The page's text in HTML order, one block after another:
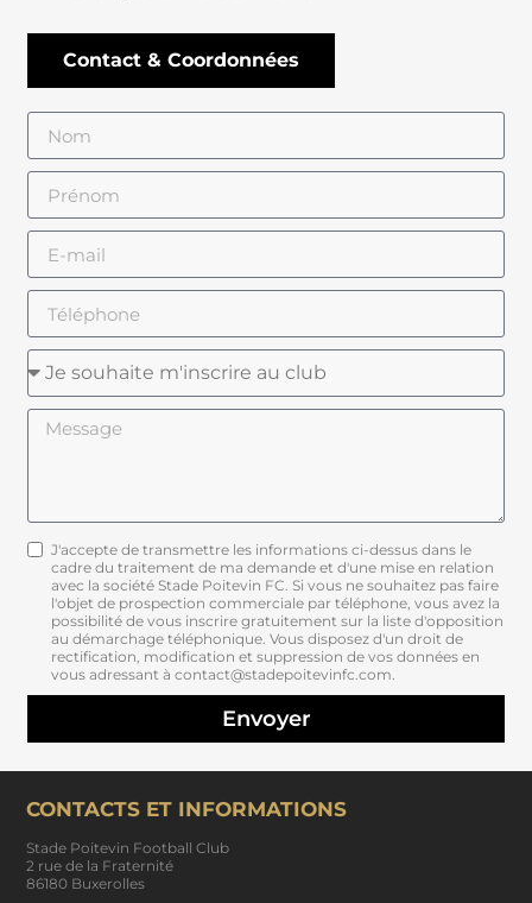
Contact & Coordonnées
J'accepte de transmettre les informations ci-dessus dans le
cadre du traitement de ma demande et d'une mise en relation
avec la société Stade Poitevin FC. Si vous ne souhaitez pas faire
l'objet de prospection commerciale par téléphone, vous avez la
possibilité de vous inscrire gratuitement sur la liste d'opposition
au démarchage téléphonique. Vous disposez d'un droit de
rectification, modification et suppression de vos données en
vous adressant à contact@stadepoitevinfc.com.
Envoyer
CONTACTS ET INFORMATIONS
Stade Poitevin Football Club
2 rue de la Fraternité
86180 Buxerolles